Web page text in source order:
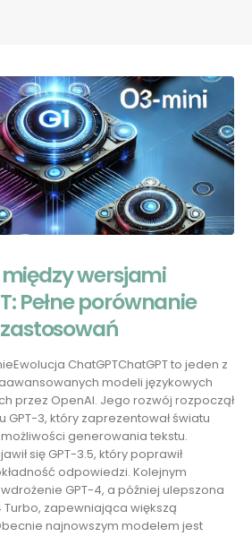
między wersjami
Pełne porównanie
ChatGPTChatGPT to jeden z
modeli językowych
przez OpenAI. Jego rozwój rozpoczął
GPT-3, który zaprezentował światu
generowania tekstu.
się GPT-3.5, który poprawił
odpowiedzi. Kolejnym
GPT-4, a później ulepszona
Turbo, zapewniająca większą
najnowszym modelem jest